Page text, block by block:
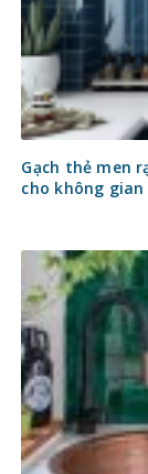
Gạch thẻ men
cho không gian